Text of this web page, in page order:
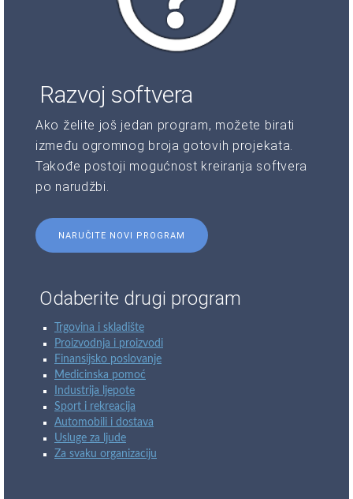
Razvoj softvera
Ako želite još jedan program, možete birati
između ogromnog broja gotovih projekata.
Takođe postoji mogućnost kreiranja softvera
po narudžbi.
NARUČITE NOVI PROGRAM
Odaberite drugi program
Trgovina i skladište
Proizvodnja i proizvodi
Finansijsko poslovanje
Medicinska pomoć
Industrija ljepote
Sport i rekreacija
Automobili i dostava
Usluge za ljude
Za svaku organizaciju